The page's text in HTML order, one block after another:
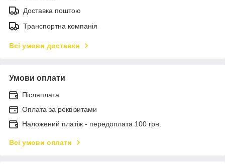
Доставка поштою
Транспортна компанія
Всі умови доставки
Умови оплати
Післяплата
Оплата за реквізитами
Наложений платіж - передоплата 100 грн.
Всі умови оплати